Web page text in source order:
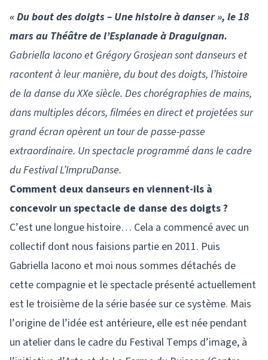
« Du bout des doigts – Une histoire à danser », le 18
mars au Théâtre de l’Esplanade à Draguignan.
Gabriella Iacono et Grégory Grosjean sont danseurs et
ra­content à leur manière, du bout des doigts, l’histoire
de la danse du XXe siècle. Des chorégraphies de mains,
dans multiples décors, filmées en direct et projetées sur
grand écran opèrent un tour de passe-passe
extraordinaire. Un spectacle programmé dans le cadre
du Festival L’ImpruDanse.
Comment deux danseurs en viennent-ils à
concevoir un spectacle de danse des doigts ?
C’est une longue histoire… Cela a commencé avec un
collectif dont nous faisions partie en 2011. Puis
Gabriella Iacono et moi nous sommes détachés de
cette compagnie et le spectacle présenté actuellement
est le troisième de la série basée sur ce système. Mais
l’origine de l’idée est antérieure, elle est née pendant
un atelier dans le cadre du Festival Temps d’image, à